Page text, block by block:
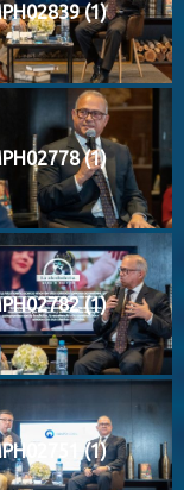
(1)
(1)
(1)
(1)